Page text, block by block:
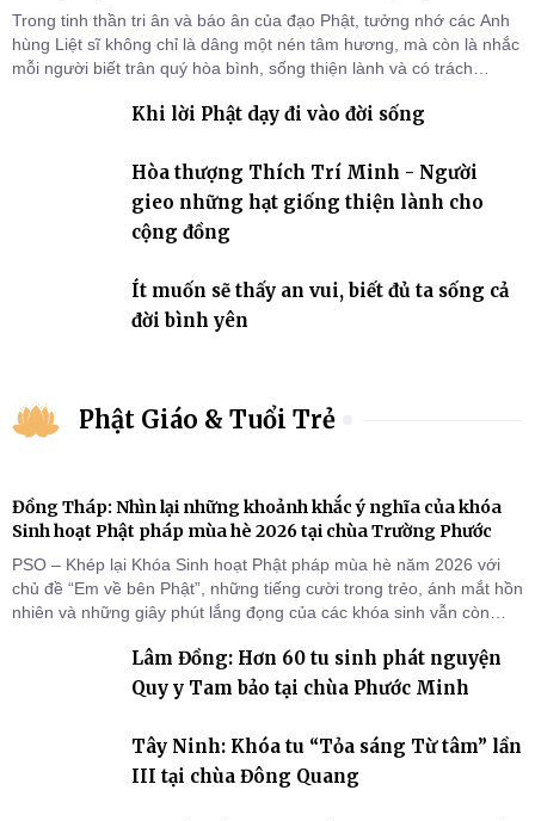
Trong tinh thần tri ân và báo ân của đạo Phật, tưởng nhớ các Anh
hùng Liệt sĩ không chỉ là dâng một nén tâm hương, mà còn là nhắc
mỗi người biết trân quý hòa bình, sống thiện lành và có trách
Khi lời Phật dạy đi vào đời sống
Hòa thượng Thích Trí Minh - Người
gieo những hạt giống thiện lành cho
cộng đồng
Ít muốn sẽ thấy an vui, biết đủ ta sống cả
đời bình yên
Phật Giáo & Tuổi Trẻ
Đồng Tháp: Nhìn lại những khoảnh khắc ý nghĩa của khóa
Sinh hoạt Phật pháp mùa hè 2026 tại chùa Trường Phước
PSO – Khép lại Khóa Sinh hoạt Phật pháp mùa hè năm 2026 với
chủ đề “Em về bên Phật”, những tiếng cười trong trẻo, ánh mắt hồn
nhiên và những giây phút lắng đọng của các khóa sinh vẫn còn
Tháp). Những tuần tu học ngắn ngủi nhưng đã trở thành hành
trang quý báu, gieo những hạt giống thiện l
Lâm Đồng: Hơn 60 tu sinh phát nguyện
Quy y Tam bảo tại chùa Phước Minh
Tây Ninh: Khóa tu “Tỏa sáng Từ tâm” lần
III tại chùa Đông Quang